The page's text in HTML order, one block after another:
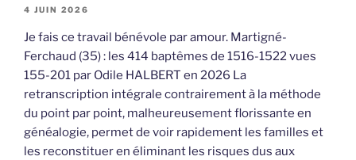
4 JUIN 2026
Je fais ce travail bénévole par amour. Martigné-
Ferchaud (35) : les 414 baptêmes de 1516-1522 vues
155-201 par Odile HALBERT en 2026 La
retranscription intégrale contrairement à la méthode
du point par point, malheureusement florissante en
généalogie, permet de voir rapidement les familles et
les reconstituer en éliminant les risques dus aux